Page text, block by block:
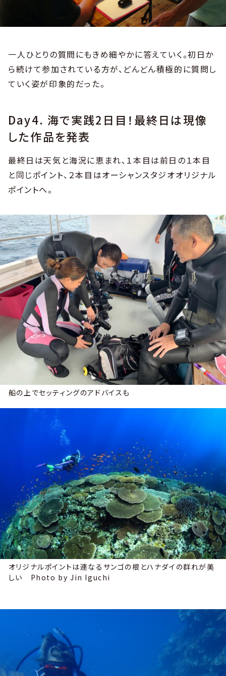
一人ひとりの質問にもきめ細やかに答えていく。初日か
ら続けて参加されている方が、どんどん積極的に質問し
ていく姿が印象的だった。
Day4. 海で実践2日目！最終日は現像
した作品を発表
最終日は天気と海況に恵まれ、１本目は前日の１本目
と同じポイント、２本目はオーシャンスタジオオリジナル
ポイントへ。
船の上でセッティングのアドバイスも
オリジナルポイントは連なるサンゴの根とハナダイの群れが美
しい Photo by Jin Iguchi